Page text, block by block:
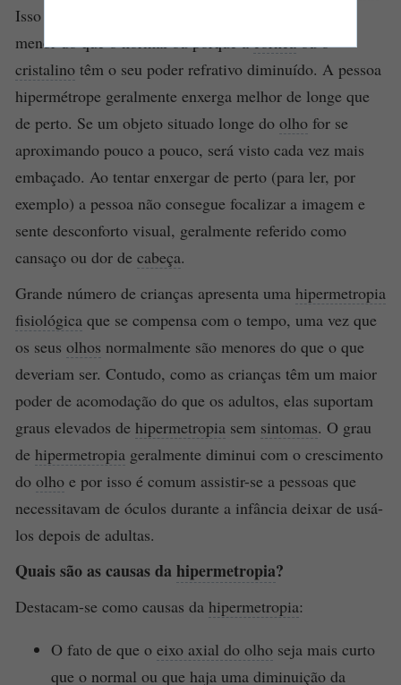
Isso acontece ou porque o
menor do que o normal ou porque acórneaou o
cristalino têm o seu poder refrativo diminuído. A pessoa
hipermétrope geralmente enxerga melhor de longe que
de perto. Se um objeto situado longe do olho for se
aproximando pouco a pouco, será visto cada vez mais
embaçado. Ao tentar enxergar de perto (para ler, por
exemplo) a pessoa não consegue focalizar a imagem e
sente desconforto visual, geralmente referido como
cansaço ou dor de cabeça.
Grande número de crianças apresenta uma hipermetropia
fisiológica que se compensa com o tempo, uma vez que
os seus olhos normalmente são menores do que o que
deveriam ser. Contudo, como as crianças têm um maior
poder de acomodação do que os adultos, elas suportam
graus elevados de hipermetropia sem sintomas. O grau
de hipermetropia geralmente diminui com o crescimento
do olho e por isso é comum assistir-se a pessoas que
necessitavam de óculos durante a infância deixar de usá-
los depois de adultas.
Quais são as causas da hipermetropia?
Destacam-se como causas da hipermetropia:
O fato de que o eixo axial do olho seja mais curto
que o normal ou que haja uma diminuição da